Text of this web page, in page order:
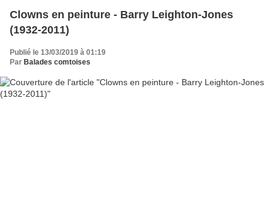
Clowns en peinture - Barry Leighton-Jones
(1932-2011)
Publié le 13/03/2019 à 01:19
Par Balades comtoises